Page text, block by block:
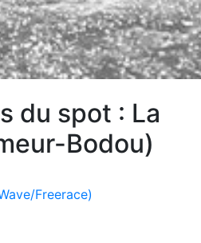
du spot : La
Bodou)
Freerace)